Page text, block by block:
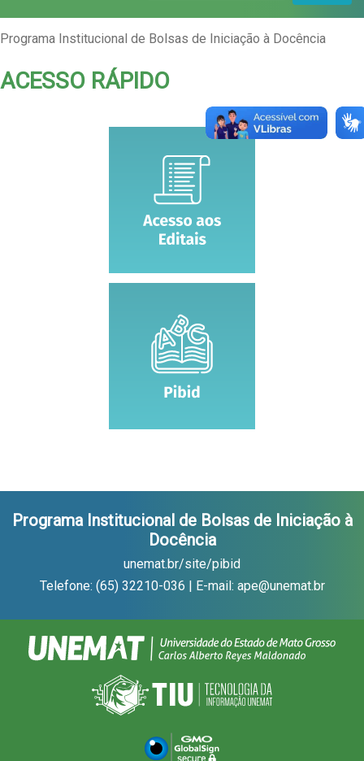
Programa Institucional de Bolsas de Iniciação à Docência
ACESSO RÁPIDO
Programa Institucional de Bolsas de Iniciação à
Docência
unemat.br/site/pibid
Telefone: (65) 32210-036 | E-mail: ape@unemat.br